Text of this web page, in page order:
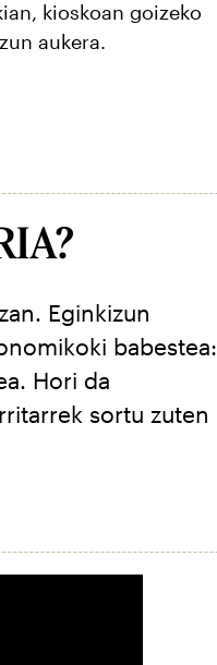
kioskoan goizeko
aukera.
Eginkizun
babestea:
Hori da
sortu zuten